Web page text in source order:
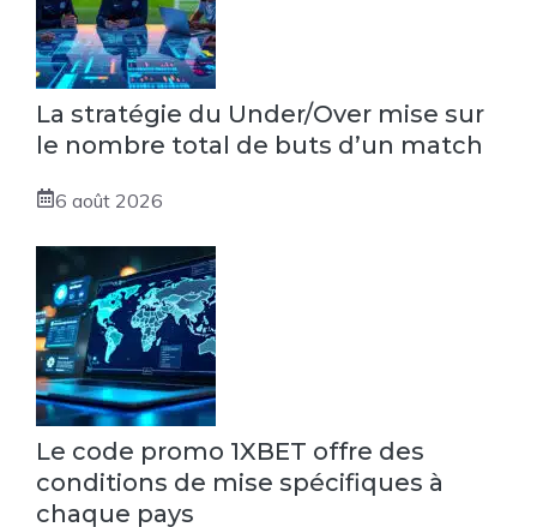
La stratégie du Under/Over mise sur
le nombre total de buts d’un match
6 août 2026
Le code promo 1XBET offre des
conditions de mise spécifiques à
chaque pays